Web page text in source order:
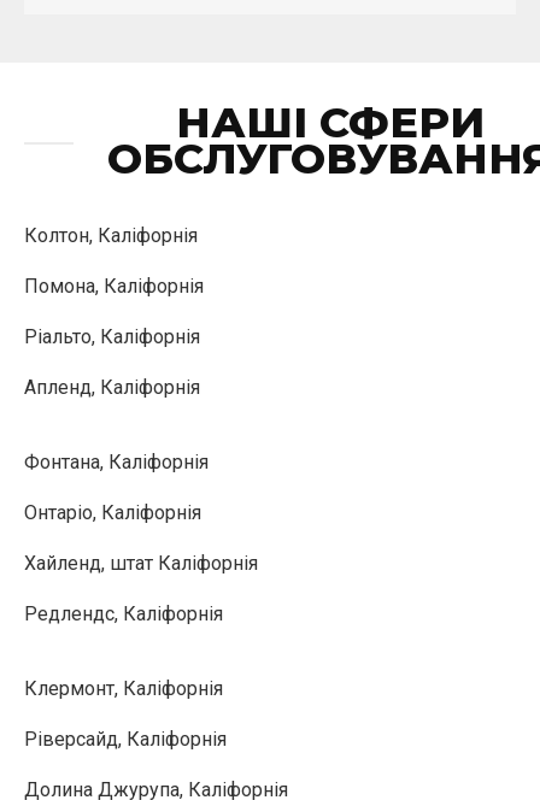
НАШІ СФЕРИ
Колтон, Каліфорнія
Помона, Каліфорнія
Ріальто, Каліфорнія
Апленд, Каліфорнія
Фонтана, Каліфорнія
Онтаріо, Каліфорнія
Хайленд, штат Каліфорнія
Редлендс, Каліфорнія
Клермонт, Каліфорнія
Ріверсайд, Каліфорнія
Долина Джурупа, Каліфорнія